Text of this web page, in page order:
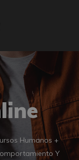
Humanos +
Y